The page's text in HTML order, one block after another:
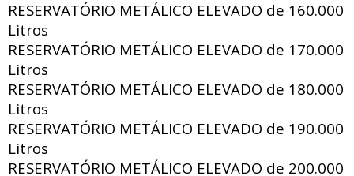
RESERVATÓRIO METÁLICO ELEVADO de 160.000
Litros
RESERVATÓRIO METÁLICO ELEVADO de 170.000
Litros
RESERVATÓRIO METÁLICO ELEVADO de 180.000
Litros
RESERVATÓRIO METÁLICO ELEVADO de 190.000
Litros
RESERVATÓRIO METÁLICO ELEVADO de 200.000